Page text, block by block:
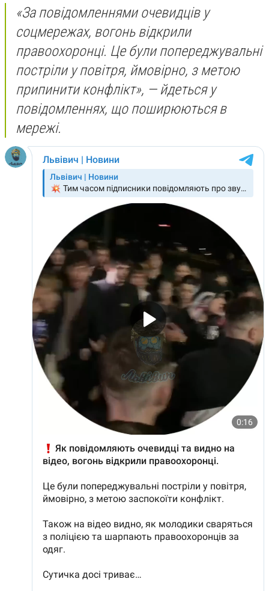
«За повідомленнями очевидців у
соцмережах, вогонь відкрили
правоохоронці. Це були попереджувальні
постріли у повітря, ймовірно, з метою
припинити конфлікт», — йдеться у
повідомленнях, що поширюються в
мережі.